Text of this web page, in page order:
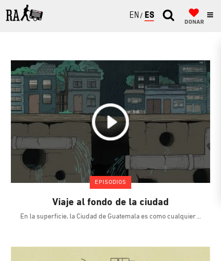
ENGLISH
ESPAÑOL
DONAR
EPISODIOS
Viaje al fondo de la ciudad
En la superficie, la Ciudad de Guatemala es como cualquier